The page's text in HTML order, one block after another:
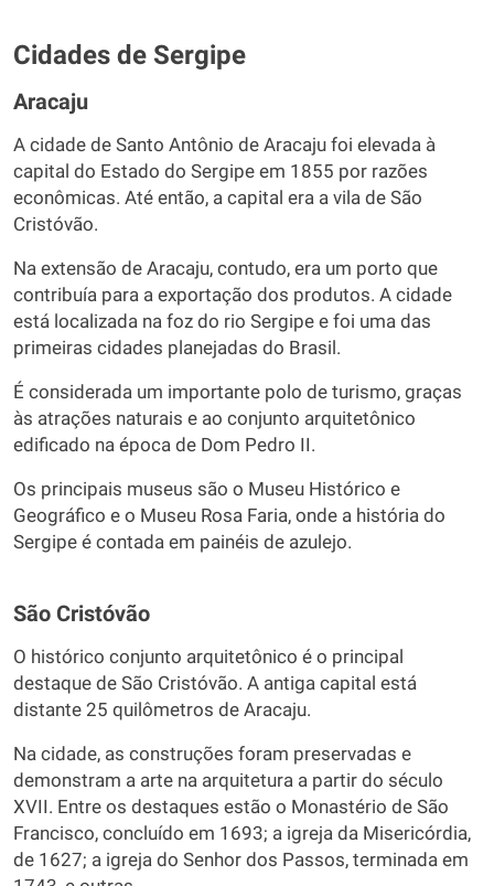
Cidades de Sergipe
Aracaju
A cidade de Santo Antônio de Aracaju foi elevada à
capital do Estado do Sergipe em 1855 por razões
econômicas. Até então, a capital era a vila de São
Cristóvão.
Na extensão de Aracaju, contudo, era um porto que
contribuía para a exportação dos produtos. A cidade
está localizada na foz do rio Sergipe e foi uma das
primeiras cidades planejadas do Brasil.
É considerada um importante polo de turismo, graças
às atrações naturais e ao conjunto arquitetônico
edificado na época de Dom Pedro II.
Os principais museus são o Museu Histórico e
Geográfico e o Museu Rosa Faria, onde a história do
Sergipe é contada em painéis de azulejo.
São Cristóvão
O histórico conjunto arquitetônico é o principal
destaque de São Cristóvão. A antiga capital está
distante 25 quilômetros de Aracaju.
Na cidade, as construções foram preservadas e
demonstram a arte na arquitetura a partir do século
XVII. Entre os destaques estão o Monastério de São
Francisco, concluído em 1693; a igreja da Misericórdia,
de 1627; a igreja do Senhor dos Passos, terminada em